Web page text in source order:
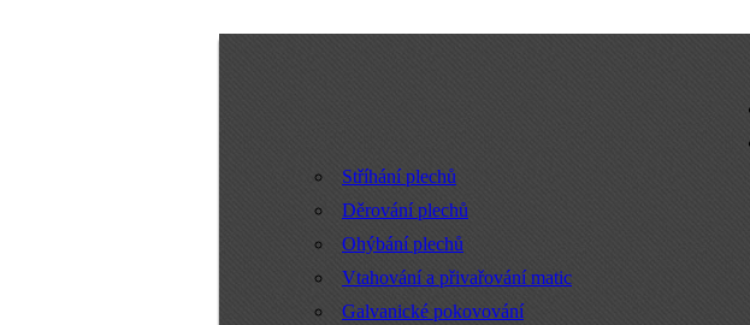
Stříhání plechů
Děrování plechů
Ohýbání plechů
Vtahování a přivařování matic
Galvanické pokovování